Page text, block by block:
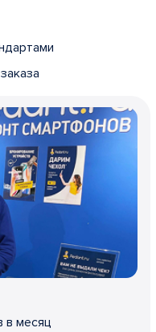
в месяц